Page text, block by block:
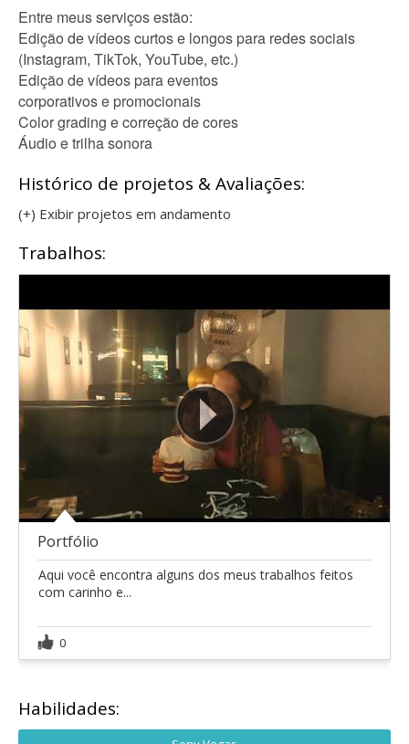
Entre meus serviços estão:
Edição de vídeos curtos e longos para redes sociais
(Instagram, TikTok, YouTube, etc.)
Edição de vídeos para eventos
corporativos e promocionais
Color grading e correção de cores
Áudio e trilha sonora
Histórico de projetos & Avaliações:
(+) Exibir projetos em andamento
Trabalhos:
Portfólio
Aqui você encontra alguns dos meus trabalhos feitos
com carinho e...
0
Habilidades: